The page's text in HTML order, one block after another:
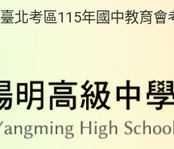
臺北考區115年國中教育會